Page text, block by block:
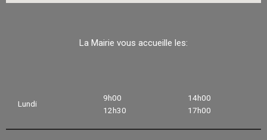
La Mairie vous accueille les:
Lundi
9h00
12h30
14h00
17h00